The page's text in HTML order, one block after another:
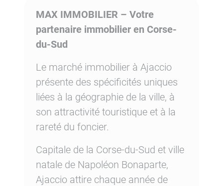
MAX IMMOBILIER – Votre
partenaire immobilier en Corse-
du-Sud
Le marché immobilier à Ajaccio
présente des spécificités uniques
liées à la géographie de la ville, à
son attractivité touristique et à la
rareté du foncier.
Capitale de la Corse-du-Sud et ville
natale de Napoléon Bonaparte,
Ajaccio attire chaque année de